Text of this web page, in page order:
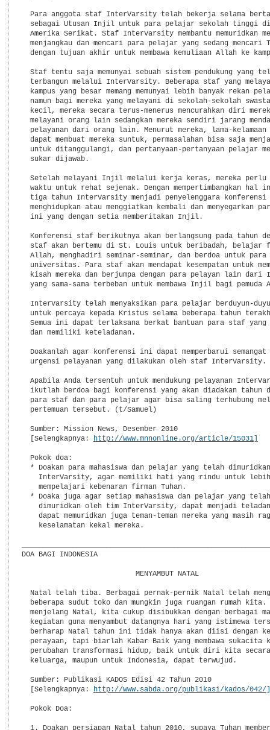
Para anggota staf InterVarsity telah bekerja selama
sebagai Utusan Injil untuk para pelajar sekolah tinggi
Amerika Serikat. Staf InterVarsity membantu memuridkan
menjangkau dan mencari para pelajar yang sedang mencari
dengan tujuan akhir untuk membawa kemuliaan Allah ke
Staf tentu saja memunyai sebuah sistem pendukung yang
terbangun melalui InterVarsity. Beberapa staf yang
kampus yang besar memang memunyai lebih banyak rekan
namun bagi mereka yang melayani di sekolah-sekolah
kecil, mereka secara terus-menerus mencurahkan diri
melayani orang lain sedangkan mereka sendiri jarang
pelayanan dari orang lain. Menurut mereka, lama-kelamaan
dapat membuat mereka suntuk, permasalahan bisa saja
untuk ditanggulangi, dan pertanyaan-pertanyaan pelajar
  sukar dijawab.
Setelah melayani Injil melalui kerja keras, mereka perlu
waktu untuk rehat sejenak. Dengan mempertimbangkan hal
tiga tahun InterVarsity menjadi penyelenggara konferensi
menghidupkan atau menggiatkan kembali dan menyegarkan
  ini yang dengan setia memberitakan Injil.
Konferensi staf berikutnya akan berlangsung pada tahun
staf akan bertemu di St. Louis untuk beribadah, belajar
Allah, menghadiri seminar-seminar, dan berdoa untuk para
universitas. Para staf akan mendapat kesempatan untuk
kisah mereka dan berjumpa dengan para pelayan lain dari
yang sama-sama terbeban untuk membawa Injil bagi pemuda
InterVarsity telah menyaksikan para pelajar berduyun-
untuk percaya kepada Kristus selama beberapa tahun
Semua ini dapat terlaksana berkat bantuan para staf yang
  dan memiliki keteladanan.
Doakanlah agar konferensi ini dapat memperbarui semangat
  urgensi pelayanan yang dilakukan oleh staf InterVarsity.
Apabila Anda tersentuh untuk mendukung pelayanan
ikutlah berdoa bagi konferensi yang akan diadakan tahun
para staf dan para pelajar agar bisa saling terhubung
  pertemuan tersebut. (t/Samuel)
  Sumber: Mission News, Desember 2010
  [Selengkapnya:
http://www.mnnonline.org/article/15031]
  Pokok doa:
* Doakan para mahasiswa dan pelajar yang telah
InterVarsity, agar memiliki hati yang rindu untuk
    mempelajari kebenaran firman Tuhan.
  * Doaka juga agar setiap mahasiswa dan pelajar yang telah
dimuridkan oleh tim InterVarsity, dapat menjadi
dapat memuridkan juga teman-teman mereka yang masih
    keselamatan kekal mereka.
DOA BAGI INDONESIA
                           MENYAMBUT NATAL
Natal telah tiba. Berbagai pernak-pernik Natal telah
beberapa sudut toko dan mungkin juga ruangan rumah kita.
menjelang Natal, kita cukup disibukkan dengan berbagai
kegiatan guna menyambut datangnya hari yang istimewa
berharap Natal tahun ini tidak hanya akan diisi dengan
perayaan, tapi biarlah Kabar Baik yang membawa sukacita
perubahan transformasi hidup, baik untuk diri kita
  keluarga, maupun untuk Indonesia, dapat terwujud.
  Sumber: Publikasi KADOS Edisi 42 Tahun 2010
  [Selengkapnya:
http://www.sabda.org/publikasi/kados/042/]
  Pokok Doa:
1. Doakan persiapan Natal tahun 2010, supaya Tuhan